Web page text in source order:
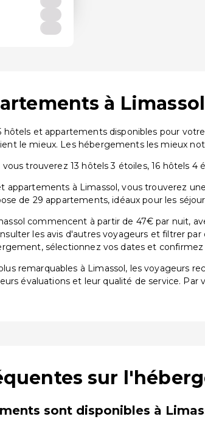
à
hôtels et appartements disponibles pour
le mieux. Les hébergements les mieux
trouverez 13 hôtels 3 étoiles, 16 hôtels 4
appartements à Limassol, vous trouverez
de 29 appartements, idéaux pour les
commencent à partir de 47€ par nuit,
les avis d'autres voyageurs et filtrer
sélectionnez vos dates et
remarquables à Limassol, les voyageurs
évaluations et leur qualité de service. Par
sur
sont disponibles à